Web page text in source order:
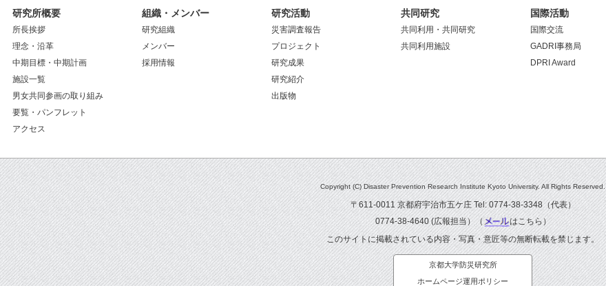
研究所概要
所長挨拶
理念・沿革
中期目標・中期計画
施設一覧
男女共同参画の取り組み
要覧・パンフレット
アクセス
組織・メンバー
研究組織
メンバー
採用情報
研究活動
災害調査報告
プロジェクト
研究成果
研究紹介
出版物
共同研究
共同利用・共同研究
共同利用施設
国際活動
国際交流
GADRI事務局
DPRI Award
Copyright (C) Disaster Prevention Research Institute Kyoto University. All Rights Reserved.
〒611-0011 京都府宇治市五ケ庄 Tel: 0774-38-3348（代表）
0774-38-4640 (広報担当）（
はこちら）
このサイトに掲載されている内容・写真・意匠等の無断転載を禁じます。
京都大学防災研究所
ホームページ運用ポリシー